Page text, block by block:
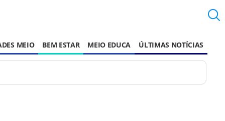
MEIO BEM ESTAR MEIO EDUCA ÚLTIMAS NOTÍCIAS